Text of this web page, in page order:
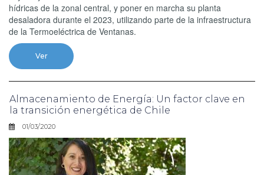
hídricas de la zonal central, y poner en marcha su planta
desaladora durante el 2023, utilizando parte de la infraestructura
de la Termoeléctrica de Ventanas.
Ver
Almacenamiento de Energía: Un factor clave en
la transición energética de Chile
01/03/2020